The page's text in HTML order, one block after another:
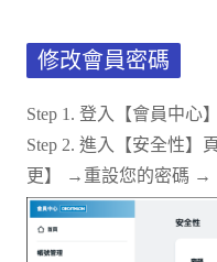
修改會員密碼
Step 1. 登入【會員中心
Step 2. 進入【安全性
更】 →重設您的密碼 →